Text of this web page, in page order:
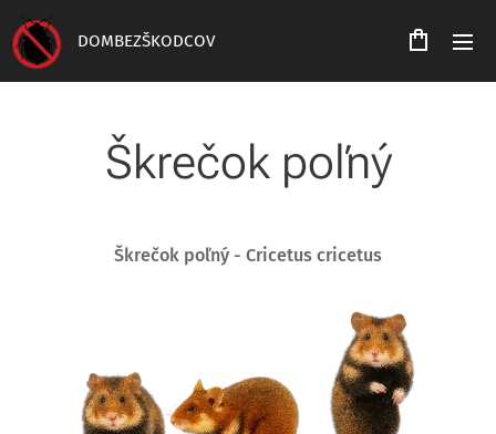
DOMBEZŠKODCOV
Škrečok poľný
Škrečok poľný - Cricetus cricetus